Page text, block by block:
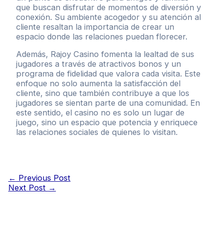
que buscan disfrutar de momentos de diversión y
conexión. Su ambiente acogedor y su atención al
cliente resaltan la importancia de crear un
espacio donde las relaciones puedan florecer.
Además, Rajoy Casino fomenta la lealtad de sus
jugadores a través de atractivos bonos y un
programa de fidelidad que valora cada visita. Este
enfoque no solo aumenta la satisfacción del
cliente, sino que también contribuye a que los
jugadores se sientan parte de una comunidad. En
este sentido, el casino no es solo un lugar de
juego, sino un espacio que potencia y enriquece
las relaciones sociales de quienes lo visitan.
Post
navigation
← Previous Post
Next Post →